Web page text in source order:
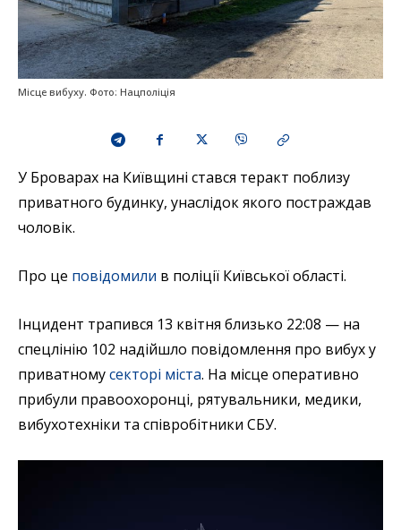
Місце вибуху. Фото: Нацполіція
У Броварах на Київщині стався теракт поблизу
приватного будинку, унаслідок якого постраждав
чоловік.
Про це повідомили в поліції Київської області.
Інцидент трапився 13 квітня близько 22:08 — на
спецлінію 102 надійшло повідомлення про вибух у
приватномусекторі міста. На місце оперативно
прибули правоохоронці, рятувальники, медики,
вибухотехніки та співробітники СБУ.